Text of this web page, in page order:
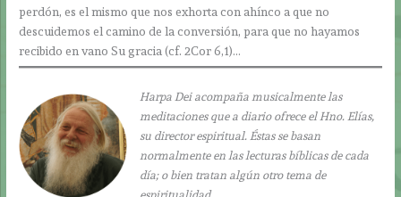
perdón, es el mismo que nos exhorta con ahínco a que no
descuidemos el camino de la conversión, para que no hayamos
recibido en vano Su gracia (cf. 2Cor 6,1)…
Harpa Dei acompaña musicalmente las
meditaciones que a diario ofrece el Hno. Elías,
su director espiritual. Éstas se basan
normalmente en las lecturas bíblicas de cada
día; o bien tratan algún otro tema de